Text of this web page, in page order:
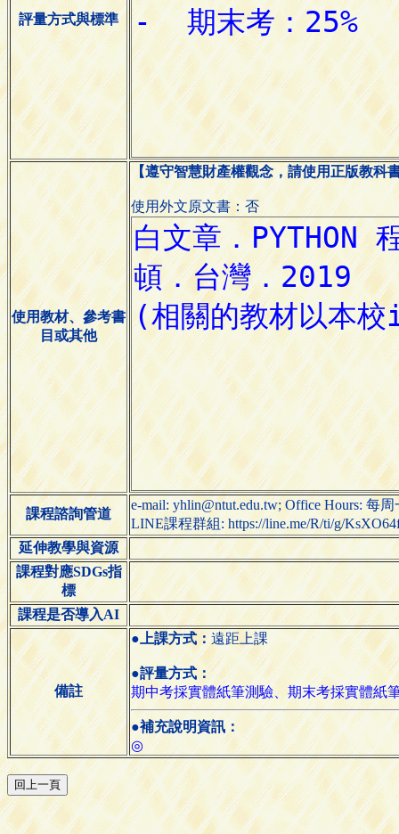
評量方式與標準
使用教材、參考書
目或其他
【遵守智慧財產權觀念，請使用正版教科
使用外文原文書：否
課程諮詢管道
e-mail: yhlin@ntut.edu.tw; Office Hours: 每
LINE課程群組: https://line.me/R/ti/g/
延伸教學與資源
課程對應SDGs指
標
課程是否導入AI
備註
●上課方式：遠距上課
●評量方式：
期中考採實體紙筆測驗、期末考採實體紙
●補充說明資訊：
◎